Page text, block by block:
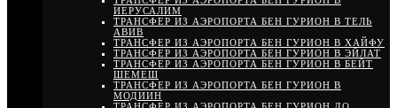
ИЕРУСАЛИМ
ТРАНСФЕР ИЗ АЭРОПОРТА БЕН ГУРИОН В ТЕЛЬ
АВИВ
ТРАНСФЕР ИЗ АЭРОПОРТА БЕН ГУРИОН В ХАЙФУ
ТРАНСФЕР ИЗ АЭРОПОРТА БЕН ГУРИОН В ЭЙЛАТ
ТРАНСФЕР ИЗ АЭРОПОРТА БЕН ГУРИОН В БЕЙТ
ШЕМЕШ
ТРАНСФЕР ИЗ АЭРОПОРТА БЕН ГУРИОН В
МОДИИН